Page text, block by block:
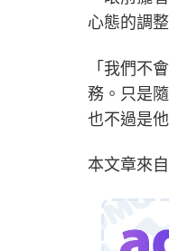
心態的調
「我們不
務。只是
也不過是
本文章來